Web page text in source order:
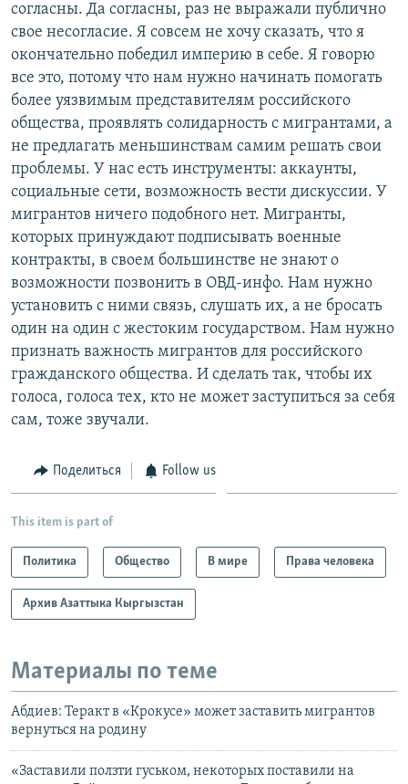
согласны. Да согласны, раз не выражали публично
свое несогласие. Я совсем не хочу сказать, что я
окончательно победил империю в себе. Я говорю
все это, потому что нам нужно начинать помогать
более уязвимым представителям российского
общества, проявлять солидарность с мигрантами, а
не предлагать меньшинствам самим решать свои
проблемы. У нас есть инструменты: аккаунты,
социальные сети, возможность вести дискуссии. У
мигрантов ничего подобного нет. Мигранты,
которых принуждают подписывать военные
контракты, в своем большинстве не знают о
возможности позвонить в ОВД-инфо. Нам нужно
установить с ними связь, слушать их, а не бросать
один на один с жестоким государством. Нам нужно
признать важность мигрантов для российского
гражданского общества. И сделать так, чтобы их
голоса, голоса тех, кто не может заступиться за себя
сам, тоже звучали.
Поделиться Follow us
This item is part of
Политика Общество В мире Права человека
Архив Азаттыка Кыргызстан
Материалы по теме
Абдиев: Теракт в «Крокусе» может заставить мигрантов
вернуться на родину
«Заставили ползти гуськом, некоторых поставили на